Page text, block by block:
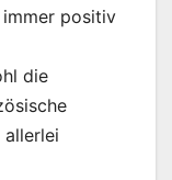
positiv
die